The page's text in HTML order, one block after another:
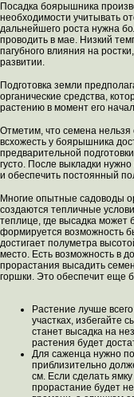
Посадка боярышника
необходимости учитывать
дальнейшего роста нужна
проводить в мае. Низкий
пагубного влияния на
развитии.
Подготовка земли
органические средства,
растению в момент его
Отметим, что семена нельзя
всхожесть у боярышника
предварительной
густо. После выкладки
и обеспечить постоянный
Многие опытные садоводы
создаются тепличные
теплице, где высадка может
формируется возможность
достигает полуметра
место. Есть возможность в
прорастания высадить
горшки. Это обеспечит еще
Растение лучше
участках, избегайте
станет высадка на
растения будет
Для саженца нужно
приблизительно
см. Если сделать
прорастание будет